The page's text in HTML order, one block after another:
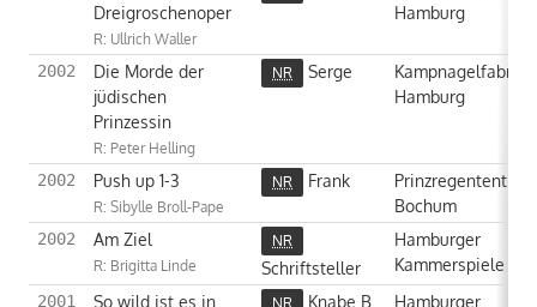
Dreigroschenoper
R: Ullrich Waller
Hamburg
2002
Die Morde der
jüdischen
Prinzessin
R: Peter Helling
NR Serge
Kampnagelfabrik
Hamburg
2002 Push up 1-3
R: Sibylle Broll-Pape
NR Frank
Bochum
2002 Am Ziel
R: Brigitta Linde
NR
Schriftsteller
Hamburger
Kammerspiele
2001 So wild ist es in NR Knabe B Hamburger